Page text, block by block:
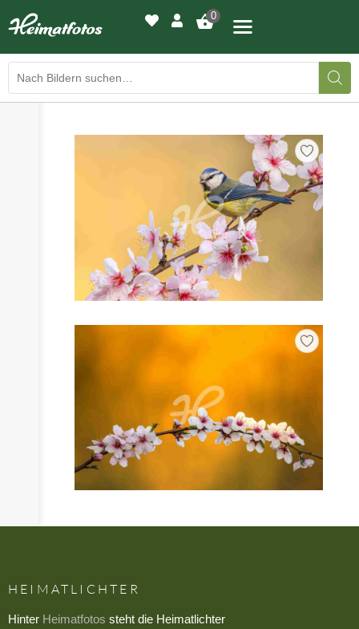
0
BILDERGALERIE
DRUCKQUALITÄTEN
LED-LEUCHTBILDER
WIR DRUCKEN IHR BILD
AUSSTELLUNGEN
KONTAKT
HEIMATLICHTER
Hinter Heimatfotos steht die Heimatlichter